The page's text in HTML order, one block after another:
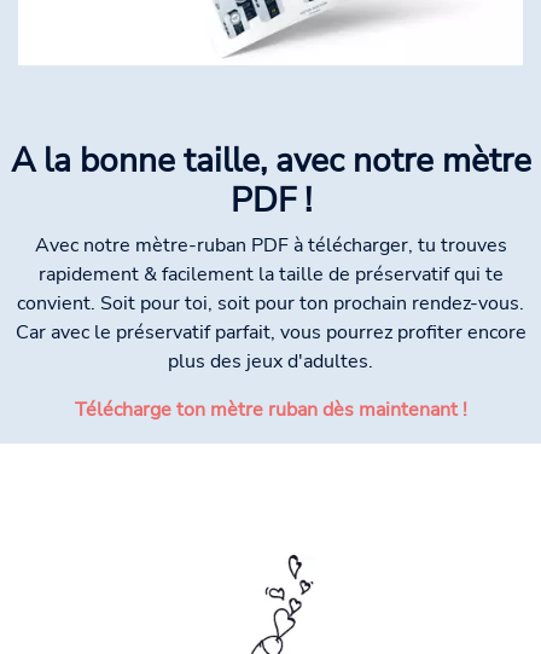
A la bonne taille, avec notre mètre
PDF !
Avec notre mètre-ruban PDF à télécharger, tu trouves
rapidement & facilement la taille de préservatif qui te
convient. Soit pour toi, soit pour ton prochain rendez-vous.
Car avec le préservatif parfait, vous pourrez profiter encore
plus des jeux d'adultes.
Télécharge ton mètre ruban dès maintenant !